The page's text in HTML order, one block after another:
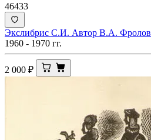
46433
Экслибрис С.И. Автор В.А. Фролов
1960 - 1970 гг.
2 000 ₽